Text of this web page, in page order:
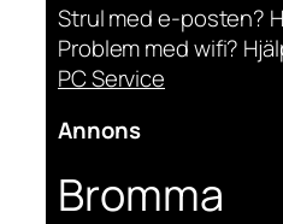
Strul med e-posten?
Problem med wifi?
PC Service
Annons
Bromma